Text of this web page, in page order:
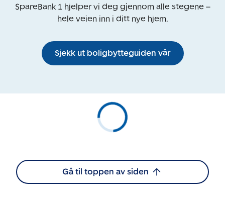
SpareBank 1 hjelper vi deg gjennom alle stegene –
hele veien inn i ditt nye hjem.
Sjekk ut boligbytteguiden vår
Gå til toppen av siden